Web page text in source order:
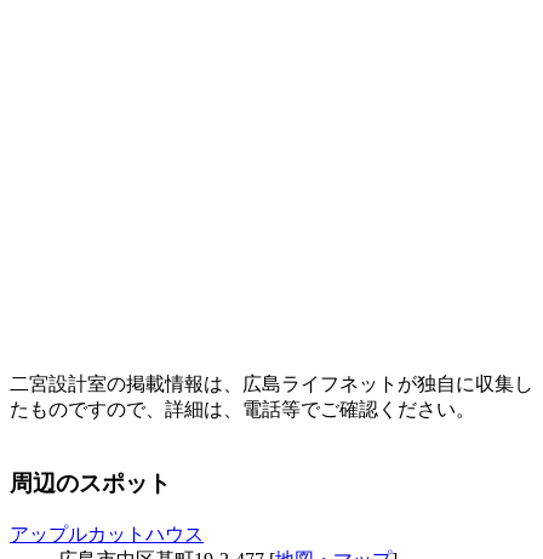
二宮設計室の掲載情報は、広島ライフネットが独自に収集し
たものですので、詳細は、電話等でご確認ください。
周辺のスポット
アップルカットハウス